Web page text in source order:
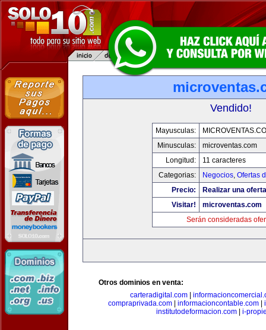
Vendido!
Mayusculas:
Minusculas:
microventas.com
Longitud:
11 caracteres
Categorias:
Negocios, Ofertas
Precio:
Realizar una
Visitar!
microventas.com
Serán consideradas
Otros dominios en venta:
carteradigital.com
compraprivada.com
informacioncontable.com
institutodeformacion.com| i-